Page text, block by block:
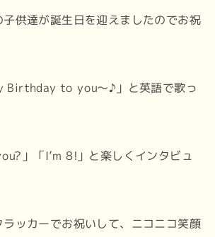
供達が誕生日を迎えましたのでお祝
Birthday to you〜♪」と英語で歌っ
」「I’m 8!」と楽しくインタビュ
ッカーでお祝いして、ニコニコ笑顔